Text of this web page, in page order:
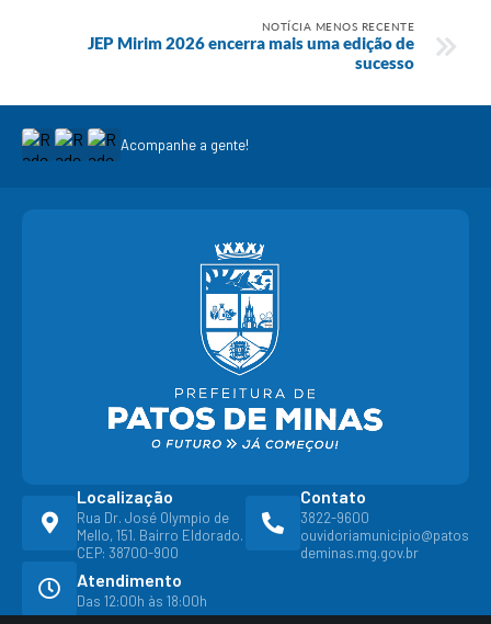
NOTÍCIA MENOS RECENTE
JEP Mirim 2026 encerra mais uma edição de
sucesso
Acompanhe a gente!
Localização
Rua Dr. José Olympio de
Mello, 151. Bairro Eldorado.
CEP: 38700-900
Contato
3822-9600
ouvidoriamunicipio@patos
deminas.mg.gov.br
Atendimento
Das 12:00h às 18:00h